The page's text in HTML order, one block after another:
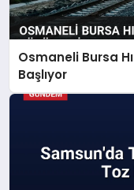
Osmaneli Bursa
Başlıyor